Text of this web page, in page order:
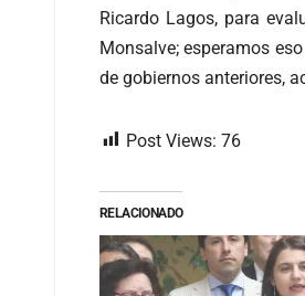
Ricardo Lagos, para
Monsalve; esperamos
de gobiernos anteriores,
Post Views: 76
RELACIONADO